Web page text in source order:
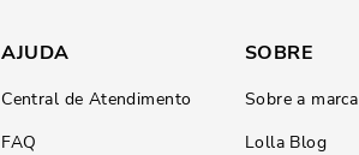
AJUDA
Central de Atendimento
FAQ
SOBRE
Sobre a marca
Lolla Blog